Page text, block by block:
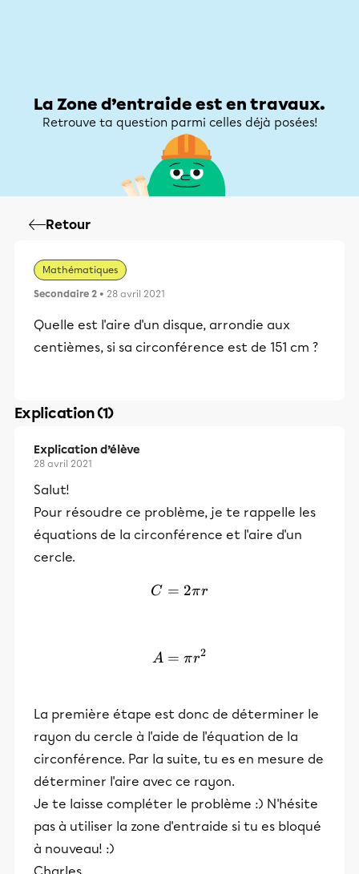
La Zone d’entraide est en travaux.
Retrouve ta question parmi celles déjà posées!
Retour
Mathématiques
Secondaire 2 • 28 avril 2021
Quelle est l'aire d'un disque, arrondie aux
centièmes, si sa circonférence est de 151 cm ?
Explication (1)
Explication d’élève
28 avril 2021
Salut!
Pour résoudre ce problème, je te rappelle les
équations de la circonférence et l'aire d'un
cercle.
C = 2 \pi r
C = 2πr
A = \pi r^2
A = πr2
La première étape est donc de déterminer le
rayon du cercle à l'aide de l'équation de la
circonférence. Par la suite, tu es en mesure de
déterminer l'aire avec ce rayon.
Je te laisse compléter le problème :) N'hésite
pas à utiliser la zone d'entraide si tu es bloqué
à nouveau! :)